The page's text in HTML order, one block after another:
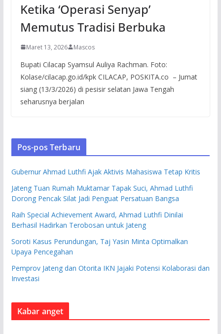
Ketika ‘Operasi Senyap’
Memutus Tradisi Berbuka
Maret 13, 2026 Mascos
Bupati Cilacap Syamsul Auliya Rachman. Foto:
Kolase/cilacap.go.id/kpk CILACAP, POSKITA.co – Jumat
siang (13/3/2026) di pesisir selatan Jawa Tengah
seharusnya berjalan
Pos-pos Terbaru
Gubernur Ahmad Luthfi Ajak Aktivis Mahasiswa Tetap Kritis
Jateng Tuan Rumah Muktamar Tapak Suci, Ahmad Luthfi
Dorong Pencak Silat Jadi Penguat Persatuan Bangsa
Raih Special Achievement Award, Ahmad Luthfi Dinilai
Berhasil Hadirkan Terobosan untuk Jateng
Soroti Kasus Perundungan, Taj Yasin Minta Optimalkan
Upaya Pencegahan
Pemprov Jateng dan Otorita IKN Jajaki Potensi Kolaborasi dan
Investasi
Kabar anget